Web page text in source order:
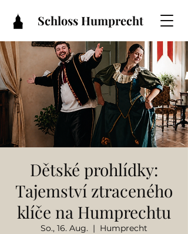
Schloss Humprecht
Dětské prohlídky:
Tajemství ztraceného
klíče na Humprechtu
So., 16. Aug.
  |
Humprecht